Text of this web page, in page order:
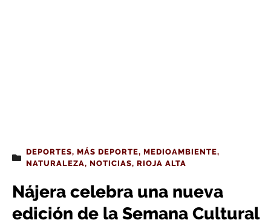
DEPORTES, MÁS DEPORTE, MEDIOAMBIENTE,
NATURALEZA, NOTICIAS, RIOJA ALTA
Nájera celebra una nueva
edición de la Semana Cultural